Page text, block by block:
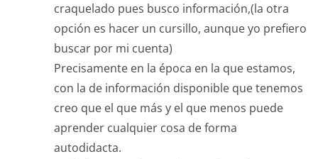
craquelado pues busco información,(la otra
opción es hacer un cursillo, aunque yo prefiero
buscar por mi cuenta)
Precisamente en la época en la que estamos,
con la de información disponible que tenemos
creo que el que más y el que menos puede
aprender cualquier cosa de forma
autodidacta.